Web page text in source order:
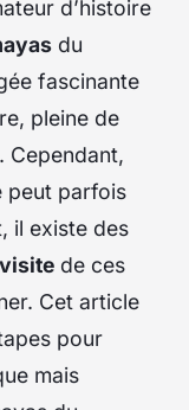
d’histoire
du
fascinante
pleine de
Cependant,
peut parfois
il existe des
visite de ces
Cet article
pour
mais